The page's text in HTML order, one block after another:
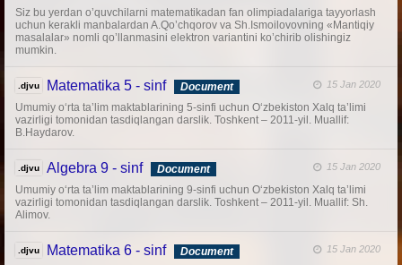
Siz bu yerdan o’quvchilarni matematikadan fan olimpiadalariga tayyorlash
uchun kerakli manbalardan A.Qo’chqorov va Sh.Ismoilovovning «Mantiqiy
masalalar» nomli qo’llanmasini elektron variantini ko’chirib olishingiz
mumkin.
.djvu Matematika 5 - sinf Document 15 Jan 2020
Umumiy o‘rta ta’lim maktablarining 5-sinfi uchun O‘zbekiston Xalq ta’limi
vazirligi tomonidan tasdiqlangan darslik. Toshkent – 2011-yil. Muallif:
B.Haydarov.
.djvu Algebra 9 - sinf Document 15 Jan 2020
Umumiy o‘rta ta’lim maktablarining 9-sinfi uchun O‘zbekiston Xalq ta’limi
vazirligi tomonidan tasdiqlangan darslik. Toshkent – 2011-yil. Muallif: Sh.
Alimov.
.djvu Matematika 6 - sinf Document 15 Jan 2020